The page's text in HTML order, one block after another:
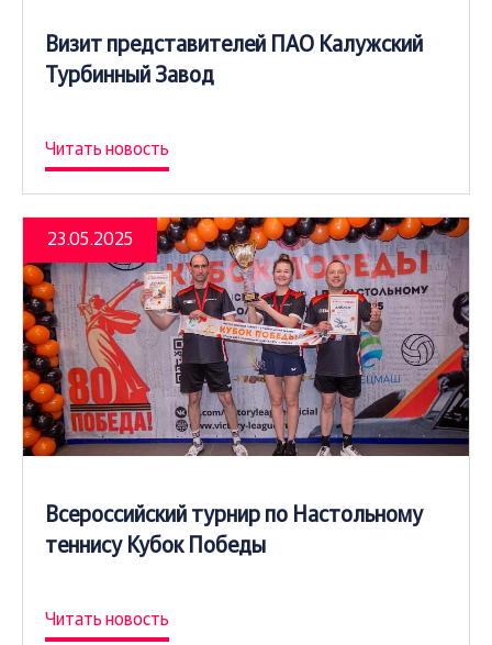
Визит представителей ПАО Калужский
Турбинный Завод
Читать новость
23.05.2025
Всероссийский турнир по Настольному
теннису Кубок Победы
Читать новость